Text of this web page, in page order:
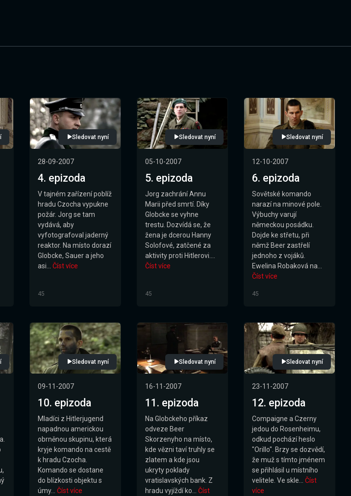
Sledovat nyní
28-09-2007
4. epizoda
V tajném zařízení poblíž
hradu Czocha vypukne
požár. Jorg se tam
vydává, aby
vyfotografoval jaderný
reaktor. Na místo dorazí
Globcke, Sauer a jeho
asi...
Číst více
45
Sledovat nyní
05-10-2007
5. epizoda
Jorg zachrání Annu
Marii před smrtí. Díky
Globcke se vyhne
trestu. Dozvídá se, že
žena je dcerou Hanny
Solofové, zatčené za
aktivity proti Hitlerovi....
Číst více
45
Sledovat nyní
12-10-2007
6. epizoda
Sovětské komando
narazí na minové pole.
Výbuchy varují
německou posádku.
Dojde ke střetu, při
němž Beer zastřelí
jednoho z vojáků.
Ewelina Robaková na...
Číst více
45
Sledovat nyní
09-11-2007
10. epizoda
Mladíci z Hitlerjugend
napadnou americkou
obrněnou skupinu, která
kryje komando na cestě
k hradu Czocha.
Komando se dostane
do blízkosti objektu s
úmy...
Číst více
Sledovat nyní
16-11-2007
11. epizoda
Na Globckeho příkaz
odveze Beer
Skorzenyho na místo,
kde vězni taví truhly se
zlatem a kde jsou
ukryty poklady
vratislavských bank. Z
hradu vyjíždí ko...
Číst
Sledovat nyní
23-11-2007
12. epizoda
Compaigne a Czerny
jedou do Rosenheimu,
odkud pochází heslo
"Orillo". Brzy se dozvědí,
že muž s tímto jménem
se přihlásil u místního
velitele. Ve skle...
Číst
více